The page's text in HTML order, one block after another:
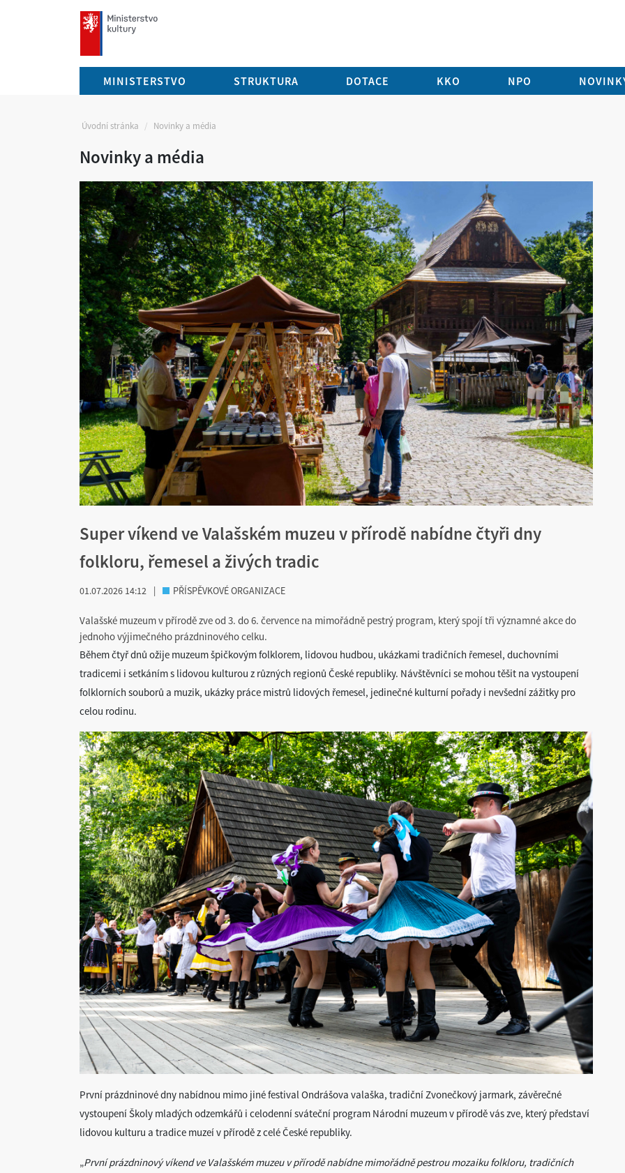
mkcr.cz
MINISTERSTVO STRUKTURA DOTACE KKO NPO
Úvodní stránka Novinky a média
Novinky a média
Super víkend ve Valašském muzeu v přírodě nabídne čtyři dny
folkloru, řemesel a živých tradic
01.07.2026 14:12 | PŘÍSPĚVKOVÉ ORGANIZACE
Valašské muzeum v přírodě zve od 3. do 6. července na mimořádně pestrý program, který spojí tři významné akce do
jednoho výjimečného prázdninového celku.
Během čtyř dnů ožije muzeum špičkovým folklorem, lidovou hudbou, ukázkami tradičních řemesel, duchovními
tradicemi i setkáním s lidovou kulturou z různých regionů České republiky. Návštěvníci se mohou těšit na vystoupení
folklorních souborů a muzik, ukázky práce mistrů lidových řemesel, jedinečné kulturní pořady i nevšední zážitky pro
celou rodinu.
První prázdninové dny nabídnou mimo jiné festival Ondrášova valaška, tradiční Zvonečkový jarmark, závěrečné
vystoupení Školy mladých odzemkářů i celodenní sváteční program Národní muzeum v přírodě vás zve, který představí
lidovou kulturu a tradice muzeí v přírodě z celé České republiky.
„První prázdninový víkend ve Valašském muzeu v přírodě nabídne mimořádně pestrou mozaiku folkloru, tradičních